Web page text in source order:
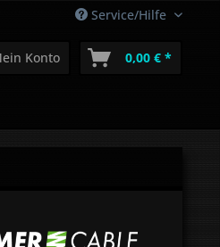
Service/Hilfe
Konto 0,00 € *